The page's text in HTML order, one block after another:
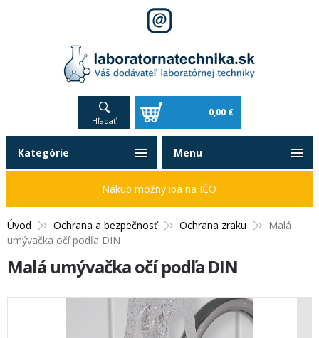
Hľadať
0,00 €
Úvod Ochrana a bezpečnosť Ochrana zraku
Malá
umývačka očí podľa DIN
Malá umývačka očí podľa DIN
Kategórie
Nákup možný iba na IČO
Menu